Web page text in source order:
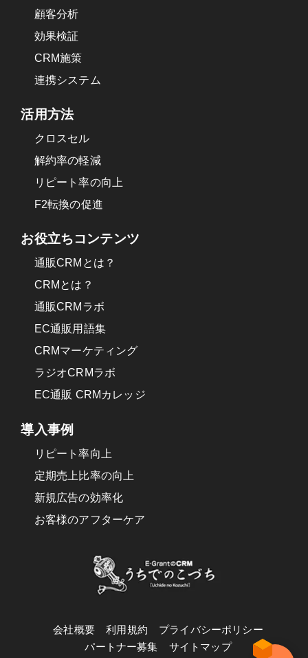
顧客分析
効果検証
CRM施策
連携システム
活用方法
クロスセル
解約率の軽減
リピート率の向上
F2転換の促進
お役立ちコンテンツ
通販CRMとは？
CRMとは？
通販CRMラボ
EC通販用語集
CRMマーケティング
ラジオCRMラボ
EC通販 CRMカレッジ
導入事例
リピート率向上
定期売上比率の向上
新規広告の効率化
お客様のアフターケア
会社概要 利用規約
プライバシーポリシー
パートナー募集
サイトマップ